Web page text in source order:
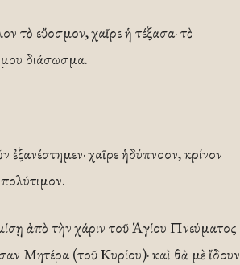
τὸ εὔοσμον, χαῖρε ἡ τέξασα· τὸ
διάσωσμα.
χαῖρε ἡδύπνοον, κρίνον
ἀπὸ τὴν χάριν τοῦ Ἁγίου Πνεύματος
Μητέρα (τοῦ Κυρίου)· καὶ θὰ μὲ ἴδουν